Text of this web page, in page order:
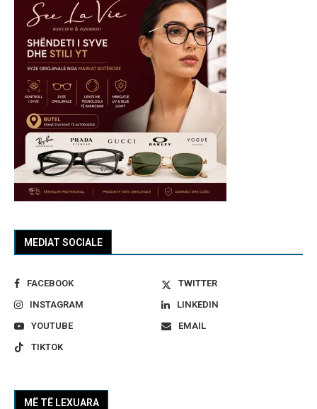
MEDIAT SOCIALE
FACEBOOK
TWITTER
INSTAGRAM
LINKEDIN
YOUTUBE
EMAIL
TIKTOK
MË TË LEXUARA